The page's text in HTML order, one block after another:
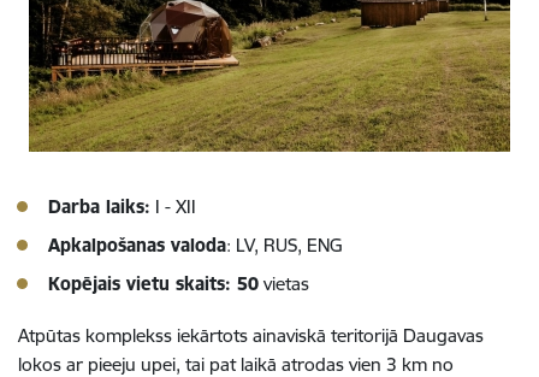
Darba laiks: I - XII
Apkalpošanas valoda: LV, RUS, ENG
Kopējais vietu skaits: 50 vietas
Atpūtas komplekss iekārtots ainaviskā teritorijā Daugavas
lokos ar pieeju upei, tai pat laikā atrodas vien 3 km no